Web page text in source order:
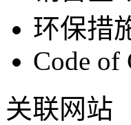
环保措
Code of
关联网站